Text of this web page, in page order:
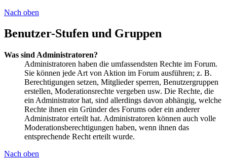
Nach oben
Benutzer-Stufen und Gruppen
Was sind Administratoren?
Administratoren haben die umfassendsten Rechte im Forum.
Sie können jede Art von Aktion im Forum ausführen; z. B.
Berechtigungen setzen, Mitglieder sperren, Benutzergruppen
erstellen, Moderationsrechte vergeben usw. Die Rechte, die
ein Administrator hat, sind allerdings davon abhängig, welche
Rechte ihnen ein Gründer des Forums oder ein anderer
Administrator erteilt hat. Administratoren können auch volle
Moderationsberechtigungen haben, wenn ihnen das
entsprechende Recht erteilt wurde.
Nach oben